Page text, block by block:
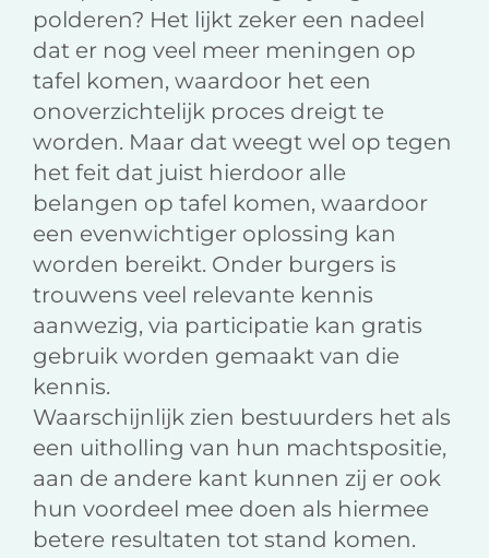
polderen? Het lijkt zeker een nadeel
dat er nog veel meer meningen op
tafel komen, waardoor het een
onoverzichtelijk proces dreigt te
worden. Maar dat weegt wel op tegen
het feit dat juist hierdoor alle
belangen op tafel komen, waardoor
een evenwichtiger oplossing kan
worden bereikt. Onder burgers is
trouwens veel relevante kennis
aanwezig, via participatie kan gratis
gebruik worden gemaakt van die
kennis.
Waarschijnlijk zien bestuurders het als
een uitholling van hun machtspositie,
aan de andere kant kunnen zij er ook
hun voordeel mee doen als hiermee
betere resultaten tot stand komen.